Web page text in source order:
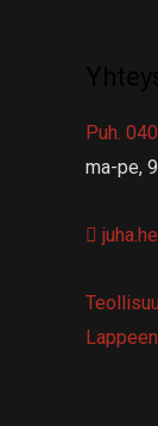
Puh.
ma-pe,